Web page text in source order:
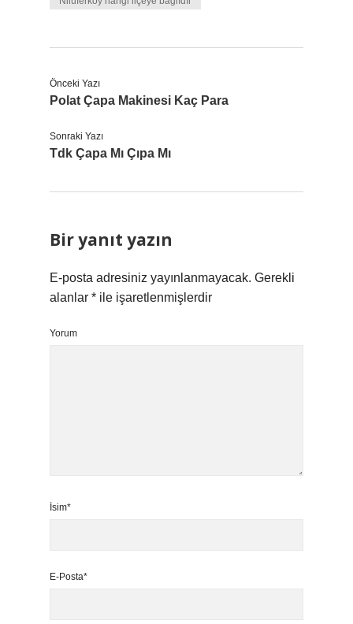
Önceki Yazı
Polat Çapa Makinesi Kaç Para
Sonraki Yazı
Tdk Çapa Mı Çıpa Mı
Bir yanıt yazın
E-posta adresiniz yayınlanmayacak. Gerekli
alanlar * ile işaretlenmişlerdir
Yorum
İsim*
E-Posta*